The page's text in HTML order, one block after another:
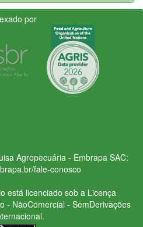
por
Agropecuária - Embrapa SAC:
fale-conosco
está licenciado sob a Licença
- NãoComercial - SemDerivações